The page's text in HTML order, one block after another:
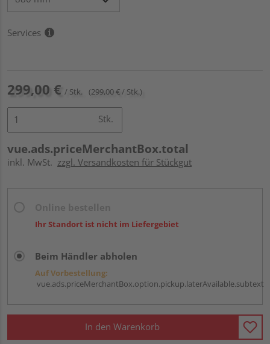
Services
299,00 € / Stk. (299,00 € / Stk.)
Stk.
vue.ads.priceMerchantBox.total
inkl. MwSt. zzgl. Versandkosten für Stückgut
Ihr Standort ist nicht im Liefergebiet
Beim Händler abholen
Auf Vorbestellung:
vue.ads.priceMerchantBox.option.pickup.laterAvailable.subtext
In den Warenkorb